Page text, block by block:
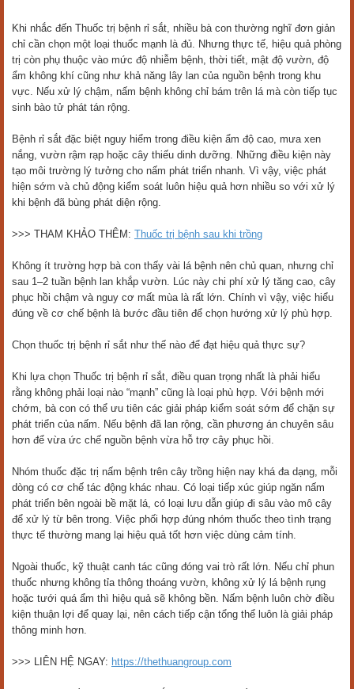
Khi nhắc đến Thuốc trị bệnh rỉ sắt, nhiều bà con thường nghĩ đơn giản
chỉ cần chọn một loại thuốc mạnh là đủ. Nhưng thực tế, hiệu quả phòng
trị còn phụ thuộc vào mức độ nhiễm bệnh, thời tiết, mật độ vườn, độ
ẩm không khí cũng như khả năng lây lan của nguồn bệnh trong khu
vực. Nếu xử lý chậm, nấm bệnh không chỉ bám trên lá mà còn tiếp tục
sinh bào tử phát tán rộng.
Bệnh rỉ sắt đặc biệt nguy hiểm trong điều kiện ẩm độ cao, mưa xen
nắng, vườn rậm rạp hoặc cây thiếu dinh dưỡng. Những điều kiện này
tạo môi trường lý tưởng cho nấm phát triển nhanh. Vì vậy, việc phát
hiện sớm và chủ động kiểm soát luôn hiệu quả hơn nhiều so với xử lý
khi bệnh đã bùng phát diện rộng.
>>> THAM KHẢO THÊM: Thuốc trị bệnh sau khi trồng
Không ít trường hợp bà con thấy vài lá bệnh nên chủ quan, nhưng chỉ
sau 1–2 tuần bệnh lan khắp vườn. Lúc này chi phí xử lý tăng cao, cây
phục hồi chậm và nguy cơ mất mùa là rất lớn. Chính vì vậy, việc hiểu
đúng về cơ chế bệnh là bước đầu tiên để chọn hướng xử lý phù hợp.
Chọn thuốc trị bệnh rỉ sắt như thế nào để đạt hiệu quả thực sự?
Khi lựa chọn Thuốc trị bệnh rỉ sắt, điều quan trọng nhất là phải hiểu
rằng không phải loại nào “mạnh” cũng là loại phù hợp. Với bệnh mới
chớm, bà con có thể ưu tiên các giải pháp kiểm soát sớm để chặn sự
phát triển của nấm. Nếu bệnh đã lan rộng, cần phương án chuyên sâu
hơn để vừa ức chế nguồn bệnh vừa hỗ trợ cây phục hồi.
Nhóm thuốc đặc trị nấm bệnh trên cây trồng hiện nay khá đa dạng, mỗi
dòng có cơ chế tác động khác nhau. Có loại tiếp xúc giúp ngăn nấm
phát triển bên ngoài bề mặt lá, có loại lưu dẫn giúp đi sâu vào mô cây
để xử lý từ bên trong. Việc phối hợp đúng nhóm thuốc theo tình trạng
thực tế thường mang lại hiệu quả tốt hơn việc dùng cảm tính.
Ngoài thuốc, kỹ thuật canh tác cũng đóng vai trò rất lớn. Nếu chỉ phun
thuốc nhưng không tỉa thông thoáng vườn, không xử lý lá bệnh rụng
hoặc tưới quá ẩm thì hiệu quả sẽ không bền. Nấm bệnh luôn chờ điều
kiện thuận lợi để quay lại, nên cách tiếp cận tổng thể luôn là giải pháp
thông minh hơn.
>>> LIÊN HỆ NGAY: https://thethuangroup.com